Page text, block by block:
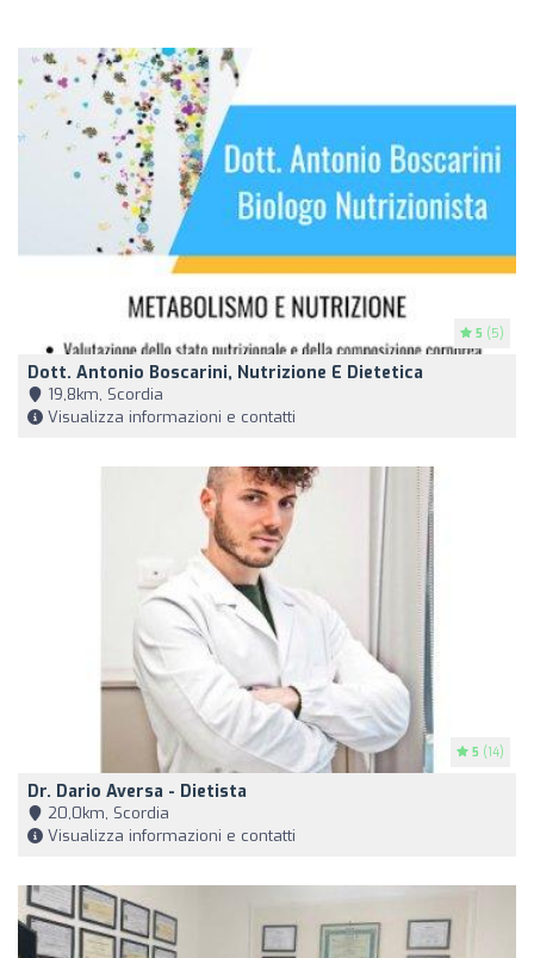
5 (5)
Dott. Antonio Boscarini, Nutrizione E Dietetica
19,8km, Scordia
Visualizza informazioni e contatti
5 (14)
Dr. Dario Aversa - Dietista
20,0km, Scordia
Visualizza informazioni e contatti